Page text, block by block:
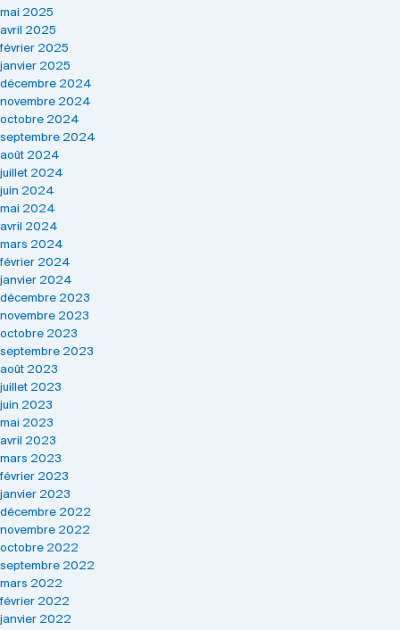
mai 2025
avril 2025
février 2025
janvier 2025
décembre 2024
novembre 2024
octobre 2024
septembre 2024
août 2024
juillet 2024
juin 2024
mai 2024
avril 2024
mars 2024
février 2024
janvier 2024
décembre 2023
novembre 2023
octobre 2023
septembre 2023
août 2023
juillet 2023
juin 2023
mai 2023
avril 2023
mars 2023
février 2023
janvier 2023
décembre 2022
novembre 2022
octobre 2022
septembre 2022
mars 2022
février 2022
janvier 2022